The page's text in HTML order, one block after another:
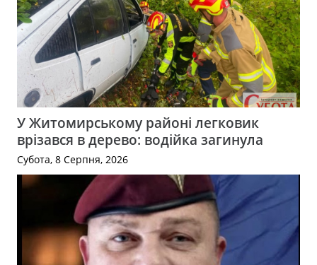
У Житомирському районі легковик
врізався в дерево: водійка загинула
Субота, 8 Серпня, 2026